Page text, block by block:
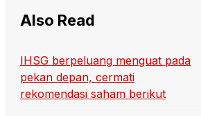
Also Read
IHSG berpeluang menguat pada
pekan depan, cermati
rekomendasi saham berikut